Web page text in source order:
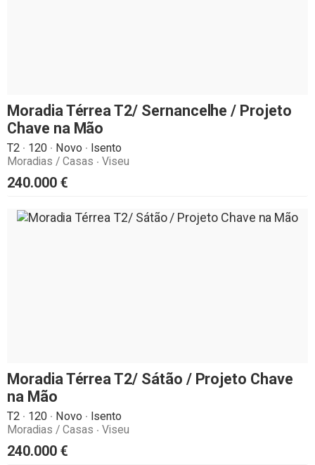
Moradia Térrea T2/ Sernancelhe / Projeto
Chave na Mão
T2 120 Novo
Isento
Moradias / Casas
Viseu
240.000 €
Moradia Térrea T2/ Sátão / Projeto Chave
na Mão
T2 120 Novo
Isento
Moradias / Casas
Viseu
240.000 €